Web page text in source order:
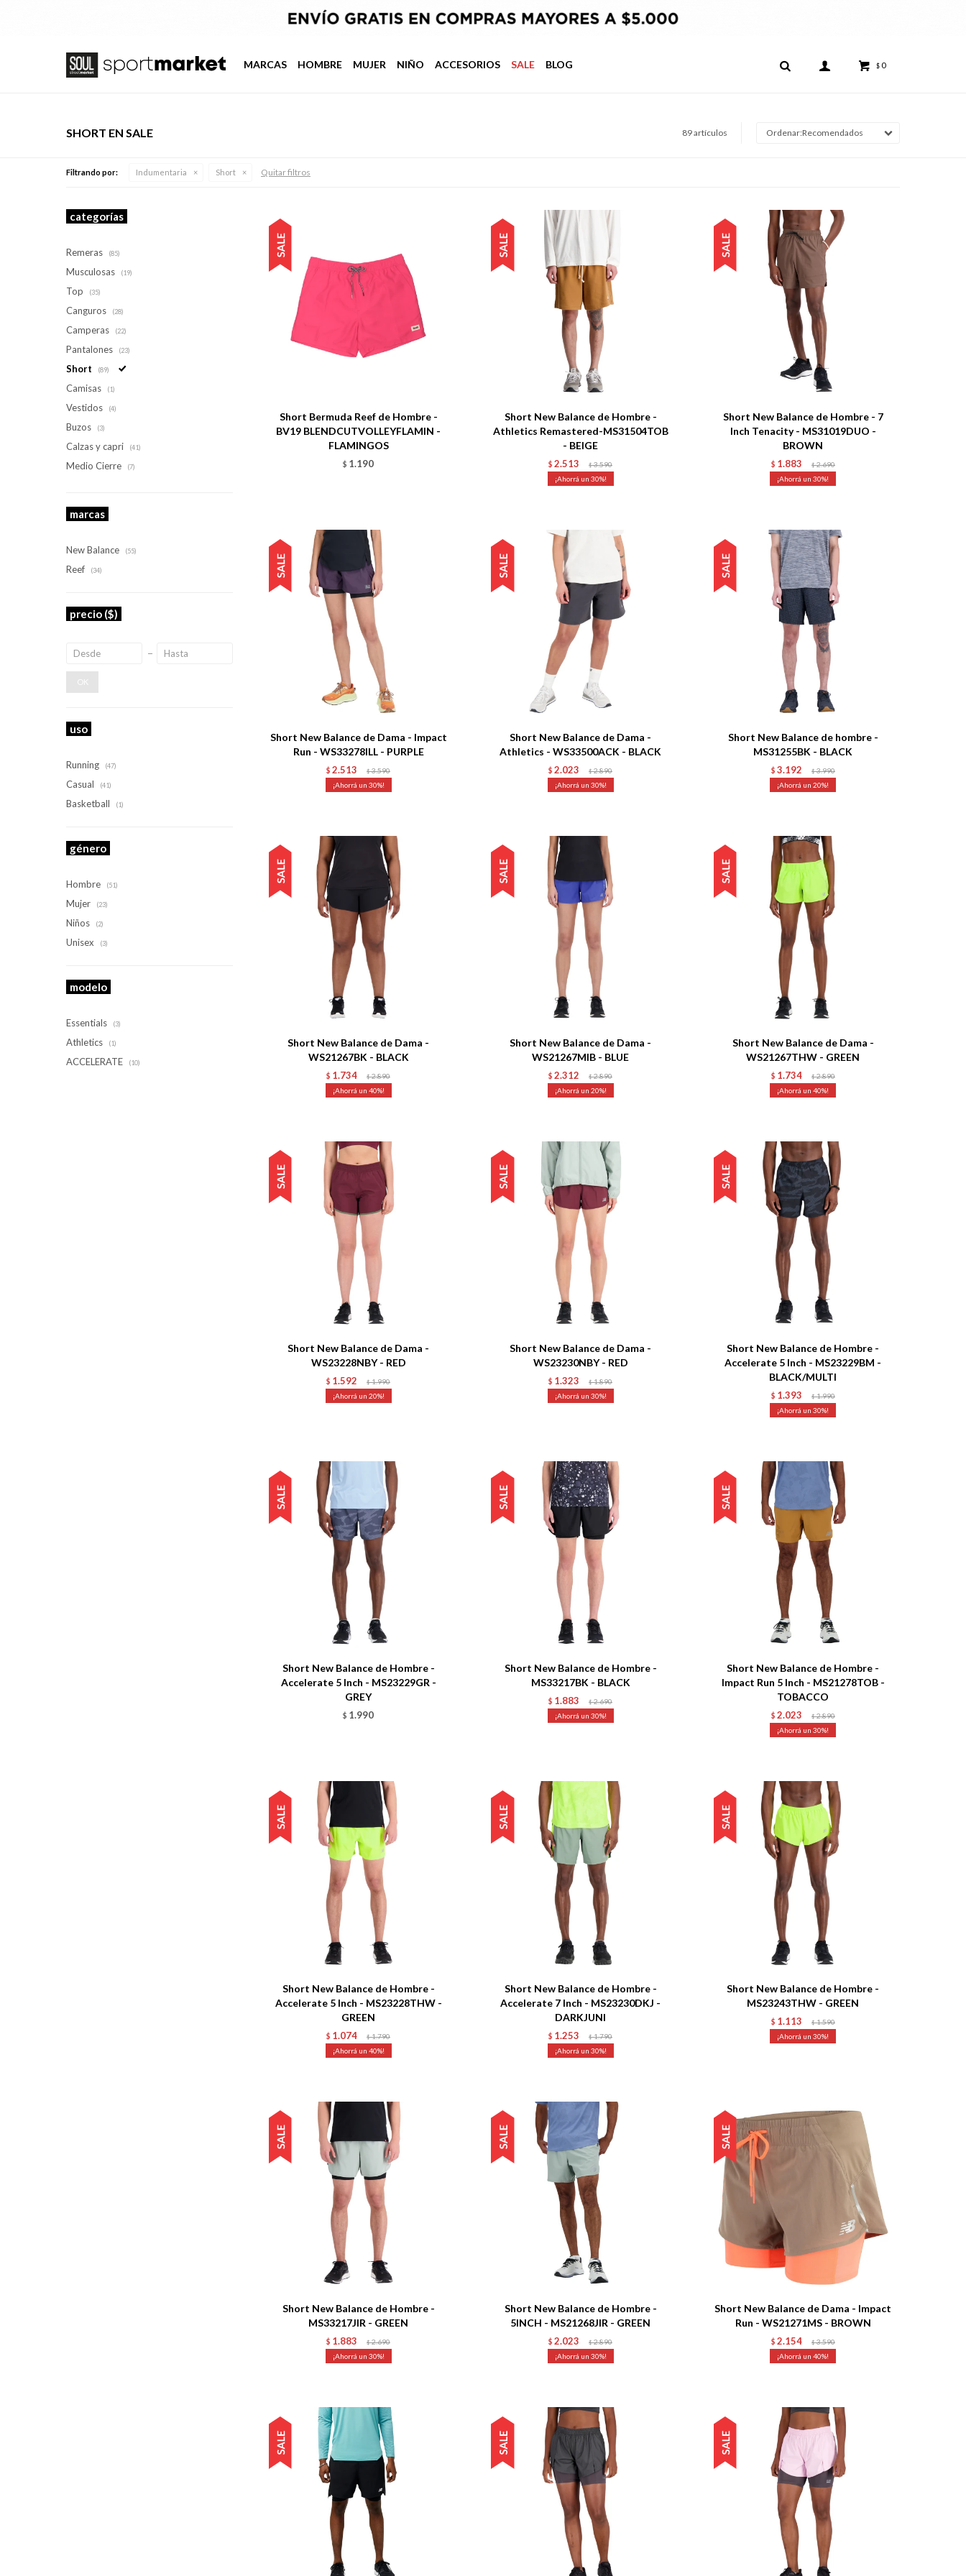
MARCAS HOMBRE MUJER NIÑO ACCESORIOS SALE BLOG $ 0
SHORT EN SALE 89 artículos Recomendados
Filtrando por: Indumentaria Short Quitar filtros
Short Bermuda Reef de Hombre -
BV19 BLENDCUTVOLLEYFLAMIN -
FLAMINGOS
$ 1.190
Short New Balance de Hombre -
Athletics Remastered-MS31504TOB
- BEIGE
$ 2.513 $ 3.590
30
Short New Balance de Hombre - 7
Inch Tenacity - MS31019DUO -
BROWN
$ 1.883 $ 2.690
30
Short New Balance de Dama - Impact
Run - WS33278ILL - PURPLE
$ 2.513 $ 3.590
30
Short New Balance de Dama -
Athletics - WS33500ACK - BLACK
$ 2.023 $ 2.890
30
Short New Balance de hombre -
MS31255BK - BLACK
$ 3.192 $ 3.990
20
Short New Balance de Dama -
WS21267BK - BLACK
$ 1.734 $ 2.890
40
Short New Balance de Dama -
WS21267MIB - BLUE
$ 2.312 $ 2.890
20
Short New Balance de Dama -
WS21267THW - GREEN
$ 1.734 $ 2.890
40
Short New Balance de Dama -
WS23228NBY - RED
$ 1.592 $ 1.990
20
Short New Balance de Dama -
WS23230NBY - RED
$ 1.323 $ 1.890
30
Short New Balance de Hombre -
Accelerate 5 Inch - MS23229BM -
BLACK/MULTI
$ 1.393 $ 1.990
30
Short New Balance de Hombre -
Accelerate 5 Inch - MS23229GR -
GREY
$ 1.990
Short New Balance de Hombre -
MS33217BK - BLACK
$ 1.883 $ 2.690
30
Short New Balance de Hombre -
Impact Run 5 Inch - MS21278TOB -
TOBACCO
$ 2.023 $ 2.890
30
Short New Balance de Hombre -
Accelerate 5 Inch - MS23228THW -
GREEN
$ 1.074 $ 1.790
40
Short New Balance de Hombre -
Accelerate 7 Inch - MS23230DKJ -
DARKJUNI
$ 1.253 $ 1.790
30
Short New Balance de Hombre -
MS23243THW - GREEN
$ 1.113 $ 1.590
30
Short New Balance de Hombre -
MS33217JIR - GREEN
$ 1.883 $ 2.690
30
Short New Balance de Hombre -
5INCH - MS21268JIR - GREEN
$ 2.023 $ 2.890
30
Short New Balance de Dama - Impact
Run - WS21271MS - BROWN
$ 2.154 $ 3.590
40
categorías
Remeras (85)
Musculosas (19)
Top (35)
Canguros (28)
Camperas (22)
Pantalones (23)
Short (89)
Camisas (1)
Vestidos (4)
Buzos (3)
Calzas y capri (41)
Medio Cierre (7)
marcas
New Balance (55)
Reef (34)
precio ($)
OK
uso
Running (47)
Casual (41)
Basketball (1)
género
Hombre (51)
Mujer (23)
Niños (2)
Unisex (3)
modelo
Essentials (3)
Athletics (1)
ACCELERATE (10)